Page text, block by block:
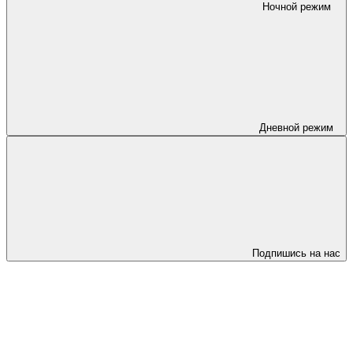
Ночной режим
Дневной режим
Подпишись на нас